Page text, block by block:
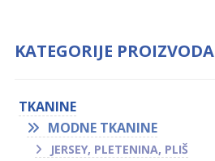
KATEGORIJE PROIZVODA
TKANINE
MODNE TKANINE
JERSEY, PLETENINA, PLIŠ